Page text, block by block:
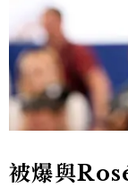
被爆與